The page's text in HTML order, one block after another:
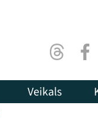
Threads
Veikals